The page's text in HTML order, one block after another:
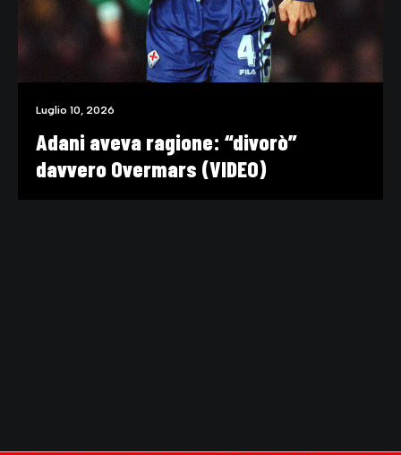
Luglio 10, 2026
Adani aveva ragione: “divorò”
davvero Overmars (VIDEO)